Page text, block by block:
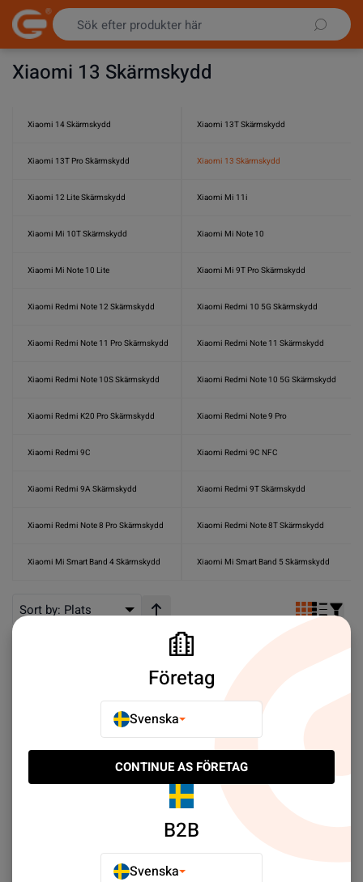
Hoppa till innehållet
Xiaomi 13 Skärmskydd
Xiaomi 14 Skärmskydd Xiaomi 13T Skärmskydd
Xiaomi 13T Pro Skärmskydd Xiaomi 13 Skärmskydd
Xiaomi 12 Lite Skärmskydd Xiaomi Mi 11i
Xiaomi Mi 10T Skärmskydd Xiaomi Mi Note 10
Xiaomi Mi Note 10 Lite Xiaomi Mi 9T Pro Skärmskydd
Xiaomi Redmi Note 12 Skärmskydd Xiaomi Redmi 10 5G Skärmskydd
Xiaomi Redmi Note 11 Pro Skärmskydd Xiaomi Redmi Note 11 Skärmskydd
Xiaomi Redmi Note 10S Skärmskydd Xiaomi Redmi Note 10 5G Skärmskydd
Xiaomi Redmi K20 Pro Skärmskydd Xiaomi Redmi Note 9 Pro
Xiaomi Redmi 9C Xiaomi Redmi 9C NFC
Xiaomi Redmi 9A Skärmskydd Xiaomi Redmi 9T Skärmskydd
Xiaomi Redmi Note 8 Pro Skärmskydd Xiaomi Redmi Note 8T Skärmskydd
Xiaomi Mi Smart Band 4 Skärmskydd Xiaomi Mi Smart Band 5 Skärmskydd
Sort by: Plats Stigande ordning
Företag
Svenska
CONTINUE AS FÖRETAG
B2B
Svenska